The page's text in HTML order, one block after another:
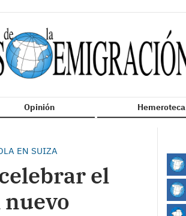
Opinión Hemeroteca
EN SUIZA
el